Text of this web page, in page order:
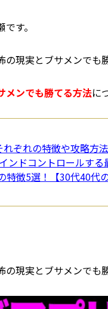
す。
現実とブサメンでも
メンでも勝てる方法に
ぞれの特徴や攻略方
ンドコントロールす
徴5選！【30代40代
現実とブサメンでも